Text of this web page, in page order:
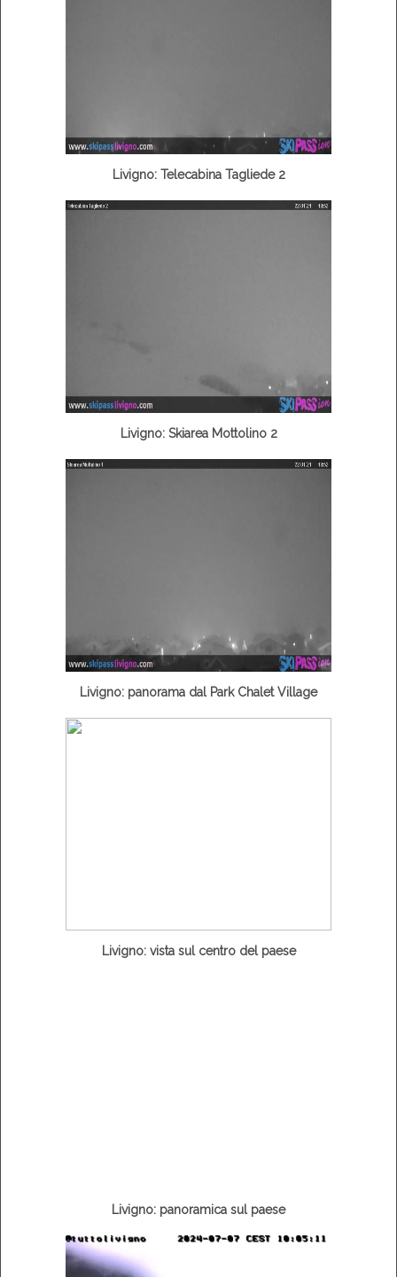
Livigno: Telecabina Tagliede 2
Livigno: Skiarea Mottolino 2
Livigno: panorama dal Park Chalet Village
Livigno: vista sul centro del paese
Livigno: panoramica sul paese